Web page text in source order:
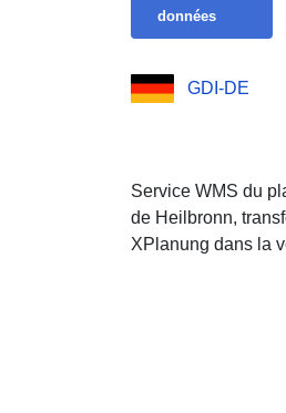
données
GDI-DE
Service WMS du
de Heilbronn,
XPlanung dans la